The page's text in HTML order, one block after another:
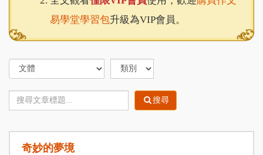
易學堂學習包升級為VIP會員。
搜尋
奇妙的夢境